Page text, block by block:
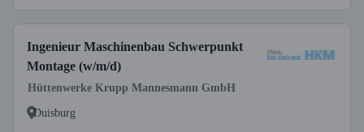
Ingenieur Maschinenbau Schwerpunkt
Montage (w/m/d)
Hüttenwerke Krupp Mannesmann GmbH
Duisburg